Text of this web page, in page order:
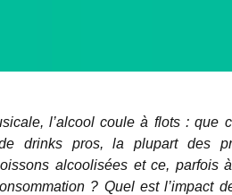
l’alcool coule à flots : que
drinks pros, la plupart des
alcoolisées et ce, parfois
? Quel est l’impact